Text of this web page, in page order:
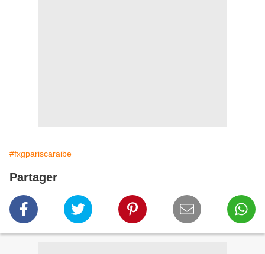
#fxgpariscaraibe
Partager